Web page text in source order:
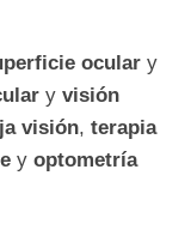
ocular y
y visión
visión, terapia
y optometría